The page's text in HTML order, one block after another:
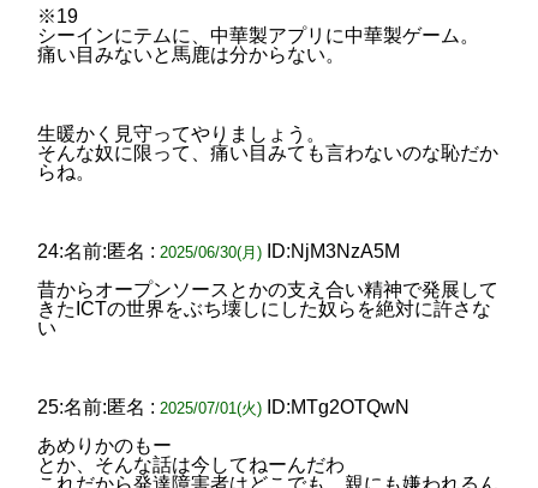
※19
シーインにテムに、中華製アプリに中華製ゲーム。
痛い目みないと馬鹿は分からない。
生暖かく見守ってやりましょう。
そんな奴に限って、痛い目みても言わないのな恥だか
らね。
24:名前:匿名 : 2025/06/30(月)
ID:NjM3NzA5M
昔からオープンソースとかの支え合い精神で発展して
きたICTの世界をぶち壊しにした奴らを絶対に許さな
い
25:名前:匿名 : 2025/07/01(火)
ID:MTg2OTQwN
あめりかのもー
とか、そんな話は今してねーんだわ